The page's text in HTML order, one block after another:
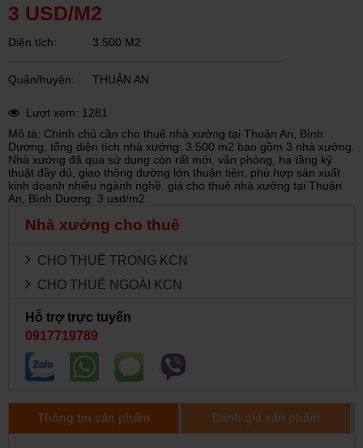
3 USD/M2
Diện tích: 3.500 M2
Quận/huyện: THUẬN AN
Lượt xem: 1281
Mô tả: Chính chủ cần cho thuê nhà xưởng tại Thuận An, Bình
Dương, tổng diện tích nhà xưởng: 3.500 m2 bao gồm 3 nhà xưởng.
Nhà xưởng đã qua sử dụng còn rất mới, văn phòng, hạ tầng kỹ
thuật đầy đủ, giao thông đường lớn thuận tiện, phù hợp sản xuất
kinh doanh nhiều ngành nghề. giá cho thuê nhà xưởng tại Thuận
An, Bình Dương: 3 usd/m2.
Nhà xưởng cho thuê
CHO THUÊ TRONG KCN
CHO THUÊ NGOÀI KCN
Hỗ trợ trực tuyến
0917719789
Thông tin sản phẩm Đánh giá sản phẩm